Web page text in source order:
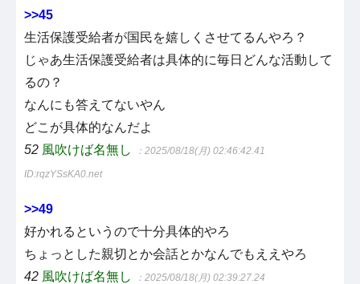
>>45
生活保護受給者が国民を嬉しくさせてるんやろ？
じゃあ生活保護受給者は具体的に毎日どんな活動して
るの？
なんにも答えてないやん
どこが具体的なんだよ
52 風吹けば名無し ：2025/08/18(月) 02:46:42.41
ID:rqzYSsKA0.net
>>49
好かれるというので十分具体的やろ
ちょっとした親切とか会話とかなんでもええやろ
42 風吹けば名無し ：2025/08/18(月) 02:39:27.24